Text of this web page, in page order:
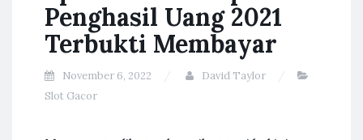
Penghasil Uang 2021
Terbukti Membayar
November 6, 2022
David Taylor
Slot Gacor